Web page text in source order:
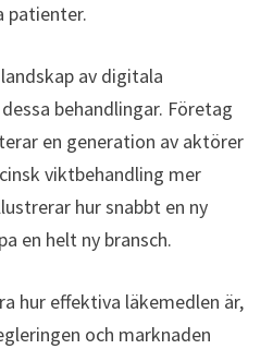
patienter.
av digitala
behandlingar. Företag
en generation av aktörer
viktbehandling mer
hur snabbt en ny
en helt ny bransch.
hur effektiva läkemedlen är,
och marknaden